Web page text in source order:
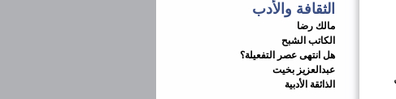
الثقافة والأدب
مالك رضا
الكاتب الشبح
هل انتهى عصر التفعيلة؟
عبدالعزيز بخيت
الذائقة الأدبية